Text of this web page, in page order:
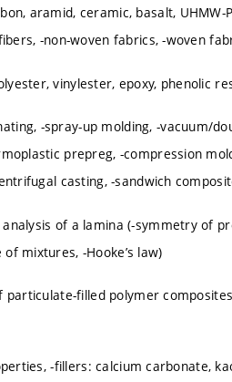
aramid, ceramic, basalt,
-non-woven fabrics, -woven
vinylester, epoxy, phenolic
-spray-up molding, -vacuum/
prepreg, -compression
casting, -sandwich
of a lamina (-symmetry of
mixtures, -Hooke’s law)
filled polymer
-fillers: calcium carbonate,